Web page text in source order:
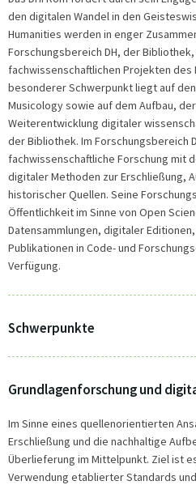
den digitalen Wandel in den
Humanities werden in enger
Forschungsbereich DH, der
fachwissenschaftlichen Projekten
besonderer Schwerpunkt liegt auf
Musicology sowie auf dem Aufbau,
Weiterentwicklung digitaler
der Bibliothek. Im Forschungsbereich
fachwissenschaftliche Forschung mit
digitaler Methoden zur Erschließung,
historischer Quellen. Seine
Öffentlichkeit im Sinne von Open
Datensammlungen, digitaler
Publikationen in Code- und
Verfügung.
Schwerpunkte
Grundlagenforschung und
Im Sinne eines quellenorientierten
Erschließung und die nachhaltige
Überlieferung im Mittelpunkt. Ziel ist
Verwendung etablierter Standards